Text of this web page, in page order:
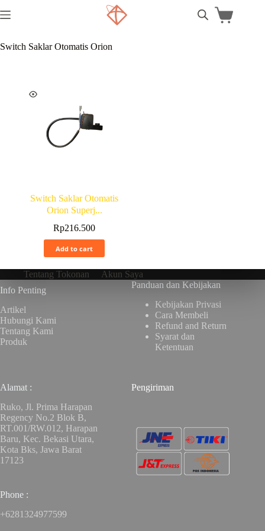
Switch Saklar Otomatis Orion
Switch Saklar Otomatis
Orion Superj...
Rp216.500
Add to cart
Tentang Tokonan
Akun Saya
Info Penting
Artikel
Hubungi Kami
Tentang Kami
Produk
Panduan dan Kebijakan
Kebijakan Privasi
Cara Membeli
Refund and Return
Syarat dan
Ketentuan
Alamat :
Ruko, Jl. Prima Harapan
Regency No.2 Blok B,
RT.001/RW.012, Harapan
Baru, Kec. Bekasi Utara,
Kota Bks, Jawa Barat
17123
Phone :
+6281324977599
Pengiriman